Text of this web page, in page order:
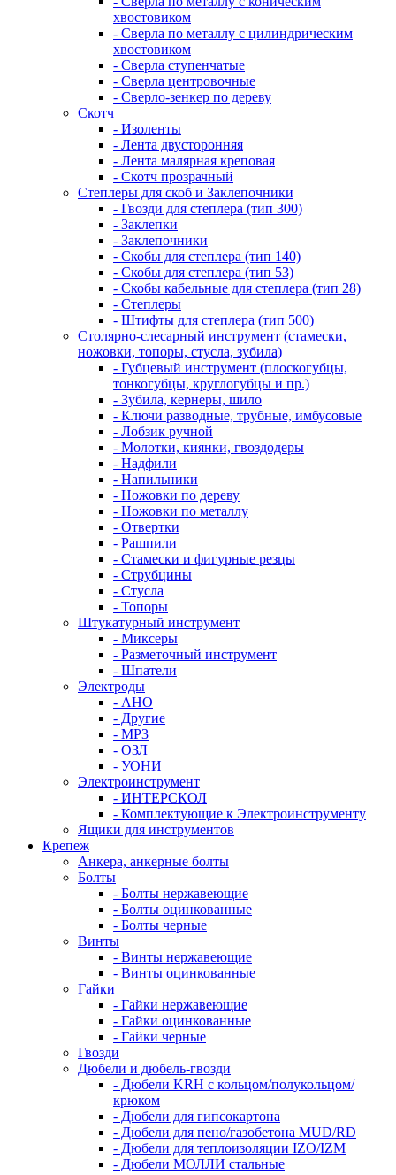
хвостовиком
- Сверла по металлу с цилиндрическим
хвостовиком
- Сверла ступенчатые
- Сверла центровочные
- Сверло-зенкер по дереву
Скотч
- Изоленты
- Лента двусторонняя
- Лента малярная креповая
- Скотч прозрачный
Степлеры для скоб и Заклепочники
- Гвозди для степлера (тип 300)
- Заклепки
- Заклепочники
- Скобы для степлера (тип 140)
- Скобы для степлера (тип 53)
- Скобы кабельные для степлера (тип 28)
- Степлеры
- Штифты для степлера (тип 500)
Столярно-слесарный инструмент (стамески,
ножовки, топоры, стусла, зубила)
- Губцевый инструмент (плоскогубцы,
тонкогубцы, круглогубцы и пр.)
- Зубила, кернеры, шило
- Ключи разводные, трубные, имбусовые
- Лобзик ручной
- Молотки, киянки, гвоздодеры
- Надфили
- Напильники
- Ножовки по дереву
- Ножовки по металлу
- Отвертки
- Рашпили
- Стамески и фигурные резцы
- Струбцины
- Стусла
- Топоры
Штукатурный инструмент
- Миксеры
- Разметочный инструмент
- Шпатели
Электроды
- АНО
- Другие
- МР3
- ОЗЛ
- УОНИ
Электроинструмент
- ИНТЕРСКОЛ
- Комплектующие к Электроинструменту
Ящики для инструментов
Крепеж
Анкера, анкерные болты
Болты
- Болты нержавеющие
- Болты оцинкованные
- Болты черные
Винты
- Винты нержавеющие
- Винты оцинкованные
Гайки
- Гайки нержавеющие
- Гайки оцинкованные
- Гайки черные
Гвозди
Дюбели и дюбель-гвозди
- Дюбели KRH с кольцом/полукольцом/
крюком
- Дюбели для гипсокартона
- Дюбели для пено/газобетона MUD/RD
- Дюбели для теплоизоляции IZO/IZM
- Дюбели МОЛЛИ стальные